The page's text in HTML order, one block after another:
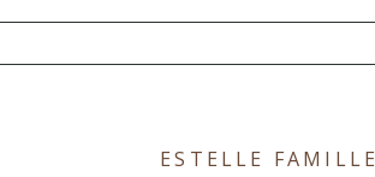
ESTELLE FAMILLE